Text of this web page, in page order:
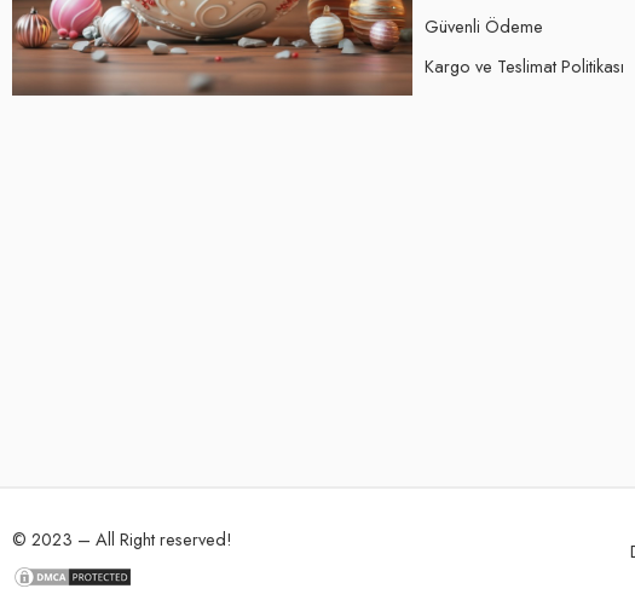
Güvenli Ödeme
Kargo ve Teslimat Politikası
© 2023 – All Right reserved!